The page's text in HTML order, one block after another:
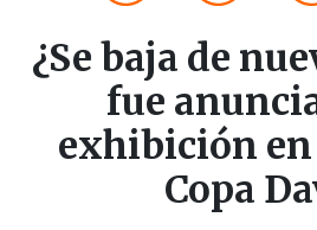
¿Se baja de
fue
exhibición en
Copa